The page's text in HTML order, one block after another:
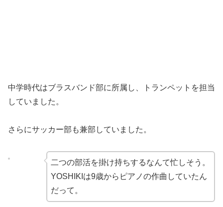
中学時代はブラスバンド部に所属し、トランペットを担当
していました。
さらにサッカー部も兼部していました。
二つの部活を掛け持ちするなんて忙しそう。
YOSHIKIは9歳からピアノの作曲していたん
だって。